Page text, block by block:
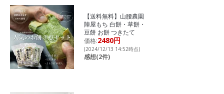
【送料無料】山腰農園
陣屋もち 白餅・草餅・
豆餅 お餅 つきたて
価格:2480円
(2024/12/13 14:52時点)
感想(2件)